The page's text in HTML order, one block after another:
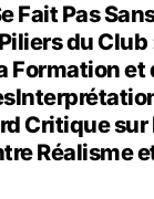
Fait Pas
du
Formation et
Critique
Réalisme